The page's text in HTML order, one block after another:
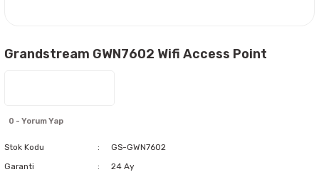
Grandstream GWN7602 Wifi Access Point
0 - Yorum Yap
Stok Kodu
GS-GWN7602
Garanti
24 Ay